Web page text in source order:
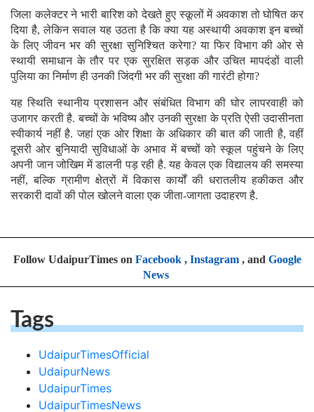
जिला कलेक्टर ने भारी बारिश को देखते हुए स्कूलों में अवकाश तो घोषित कर
दिया है, लेकिन सवाल यह उठता है कि क्या यह अस्थायी अवकाश इन बच्चों
के लिए जीवन भर की सुरक्षा सुनिश्चित करेगा? या फिर विभाग की ओर से
स्थायी समाधान के तौर पर एक सुरक्षित सड़क और उचित मापदंडों वाली
पुलिया का निर्माण ही उनकी जिंदगी भर की सुरक्षा की गारंटी होगा?
यह स्थिति स्थानीय प्रशासन और संबंधित विभाग की घोर लापरवाही को
उजागर करती है. बच्चों के भविष्य और उनकी सुरक्षा के प्रति ऐसी उदासीनता
स्वीकार्य नहीं है. जहां एक ओर शिक्षा के अधिकार की बात की जाती है, वहीं
दूसरी ओर बुनियादी सुविधाओं के अभाव में बच्चों को स्कूल पहुंचने के लिए
अपनी जान जोखिम में डालनी पड़ रही है. यह केवल एक विद्यालय की समस्या
नहीं, बल्कि ग्रामीण क्षेत्रों में विकास कार्यों की धरातलीय हकीकत और
सरकारी दावों की पोल खोलने वाला एक जीता-जागता उदाहरण है.
Follow UdaipurTimes on Facebook, Instagram, and Google
News
Tags
UdaipurTimesOfficial
UdaipurNews
UdaipurTimes
UdaipurTimesNews